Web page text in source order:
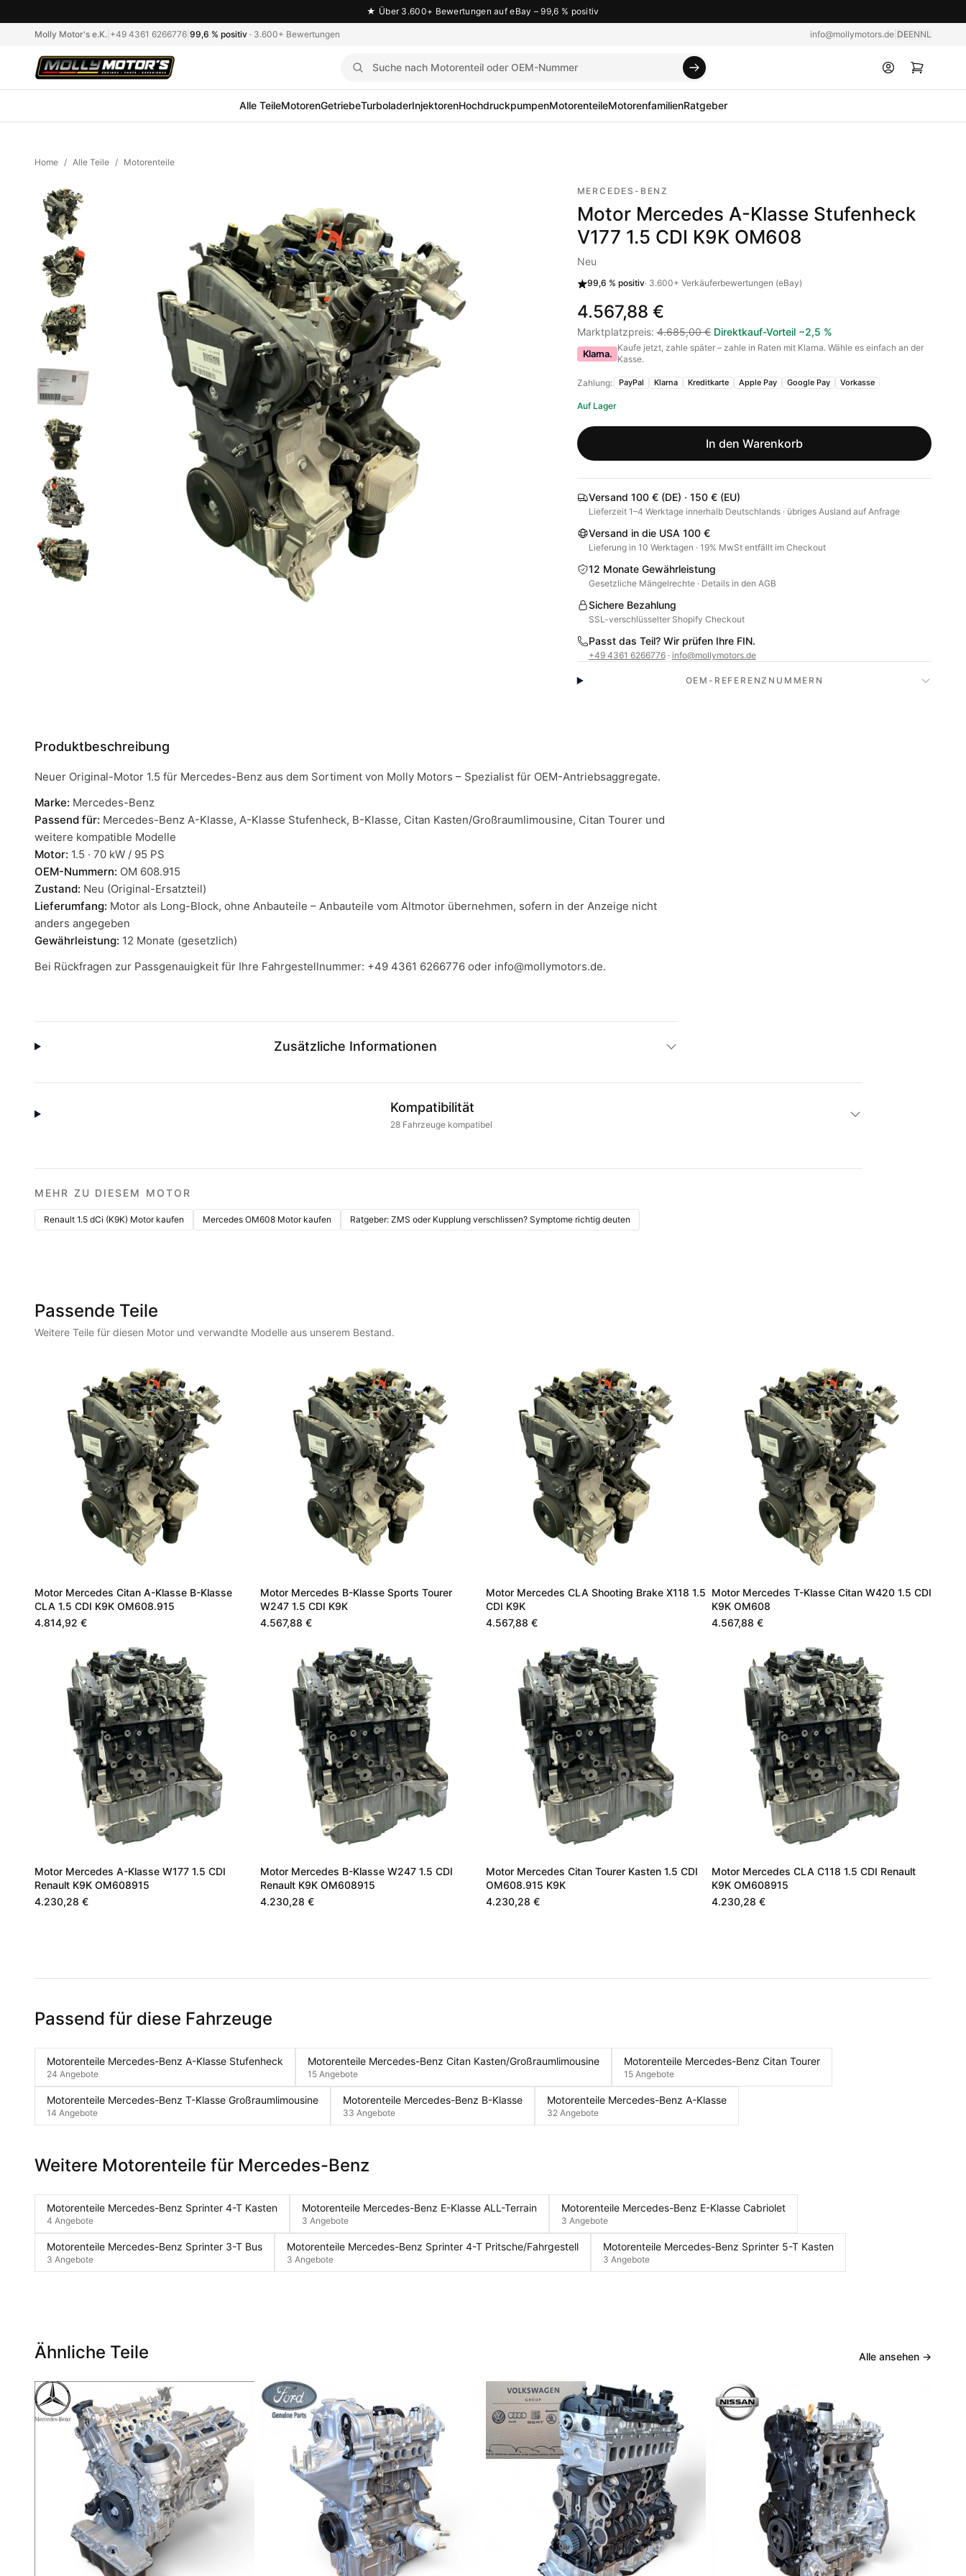
★ Über 3.600+ Bewertungen auf eBay – 99,6 % positiv
Molly Motor's e.K. +49 4361 6266776 99,6 % positiv · 3.600+ Bewertungen info@mollymotors.de DEENNL
Alle TeileMotorenGetriebeTurboladerInjektorenHochdruckpumpenMotorenteileMotorenfamilienRatgeber
Home / Alle Teile / Motorenteile
MERCEDES-BENZ
Motor Mercedes A-Klasse Stufenheck
V177 1.5 CDI K9K OM608
Neu
99,6 % positiv· 3.600+ Verkäuferbewertungen (eBay)
4.567,88 €
Marktplatzpreis: 4.685,00 € Direktkauf-Vorteil−2,5 %
Klarna. Kaufe jetzt, zahle später – zahle in Raten mit Klarna. Wähle es einfach an der
Kasse.
Zahlung: PayPal Klarna Kreditkarte Apple Pay Google Pay Vorkasse
Auf Lager
In den Warenkorb
Versand 100 € (DE) · 150 € (EU)
Lieferzeit 1–4 Werktage innerhalb Deutschlands · übriges Ausland auf Anfrage
Versand in die USA 100 €
Lieferung in 10 Werktagen · 19% MwSt entfällt im Checkout
12 Monate Gewährleistung
Gesetzliche Mängelrechte · Details in den AGB
Sichere Bezahlung
SSL-verschlüsselter Shopify Checkout
Passt das Teil? Wir prüfen Ihre FIN.
+49 4361 6266776· info@mollymotors.de
OEM-REFERENZNUMMERN
Produktbeschreibung
Neuer Original-Motor 1.5 für Mercedes-Benz aus dem Sortiment von Molly Motors – Spezialist für OEM-Antriebsaggregate.
Marke: Mercedes-Benz
Passend für: Mercedes-Benz A-Klasse, A-Klasse Stufenheck, B-Klasse, Citan Kasten/Großraumlimousine, Citan Tourer und
weitere kompatible Modelle
Motor: 1.5 · 70 kW / 95 PS
OEM-Nummern: OM 608.915
Zustand: Neu (Original-Ersatzteil)
Lieferumfang: Motor als Long-Block, ohne Anbauteile – Anbauteile vom Altmotor übernehmen, sofern in der Anzeige nicht
anders angegeben
Gewährleistung: 12 Monate (gesetzlich)
Bei Rückfragen zur Passgenauigkeit für Ihre Fahrgestellnummer: +49 4361 6266776 oder info@mollymotors.de.
Zusätzliche Informationen
Kompatibilität
28 Fahrzeuge kompatibel
MEHR ZU DIESEM MOTOR
Renault 1.5 dCi (K9K) Motor kaufen Mercedes OM608 Motor kaufen Ratgeber: ZMS oder Kupplung verschlissen? Symptome richtig deuten
Passende Teile
Weitere Teile für diesen Motor und verwandte Modelle aus unserem Bestand.
Motor Mercedes Citan A-Klasse B-Klasse
CLA 1.5 CDI K9K OM608.915
4.814,92 €
Motor Mercedes B-Klasse Sports Tourer
W247 1.5 CDI K9K
4.567,88 €
Motor Mercedes CLA Shooting Brake X118 1.5
CDI K9K
4.567,88 €
Motor Mercedes T-Klasse Citan W420 1.5 CDI
K9K OM608
4.567,88 €
Motor Mercedes A-Klasse W177 1.5 CDI
Renault K9K OM608915
4.230,28 €
Motor Mercedes B-Klasse W247 1.5 CDI
Renault K9K OM608915
4.230,28 €
Motor Mercedes Citan Tourer Kasten 1.5 CDI
OM608.915 K9K
4.230,28 €
Motor Mercedes CLA C118 1.5 CDI Renault
K9K OM608915
4.230,28 €
Passend für diese Fahrzeuge
Motorenteile Mercedes-Benz A-Klasse Stufenheck
24 Angebote
Motorenteile Mercedes-Benz Citan Kasten/Großraumlimousine
15 Angebote
Motorenteile Mercedes-Benz Citan Tourer
15 Angebote
Motorenteile Mercedes-Benz T-Klasse Großraumlimousine
14 Angebote
Motorenteile Mercedes-Benz B-Klasse
33 Angebote
Motorenteile Mercedes-Benz A-Klasse
32 Angebote
Weitere Motorenteile für Mercedes-Benz
Motorenteile Mercedes-Benz Sprinter 4-T Kasten
4 Angebote
Motorenteile Mercedes-Benz E-Klasse ALL-Terrain
3 Angebote
Motorenteile Mercedes-Benz E-Klasse Cabriolet
3 Angebote
Motorenteile Mercedes-Benz Sprinter 3-T Bus
3 Angebote
Motorenteile Mercedes-Benz Sprinter 4-T Pritsche/Fahrgestell
3 Angebote
Motorenteile Mercedes-Benz Sprinter 5-T Kasten
3 Angebote
Ähnliche Teile Alle ansehen →